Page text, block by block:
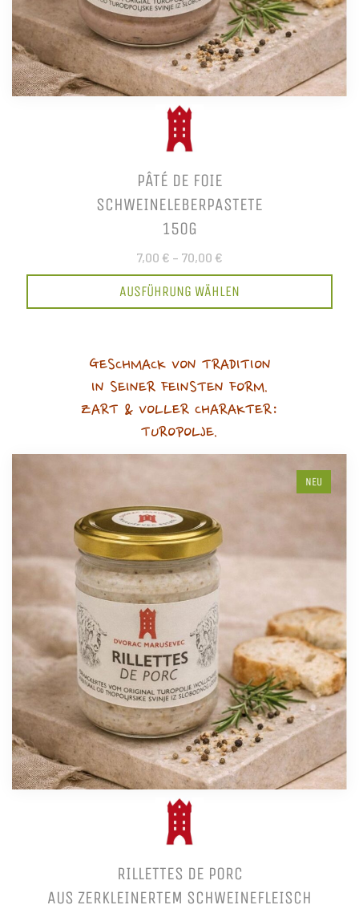
PÂTÉ DE FOIE
SCHWEINELEBERPASTETE
150G
7,00 € – 70,00 €
AUSFÜHRUNG WÄHLEN
GESCHMACK VON TRADITION
IN SEINER FEINSTEN FORM.
ZART & VOLLER CHARAKTER:
TUROPOLJE.
NEU
RILLETTES DE PORC
AUS ZERKLEINERTEM SCHWEINEFLEISCH